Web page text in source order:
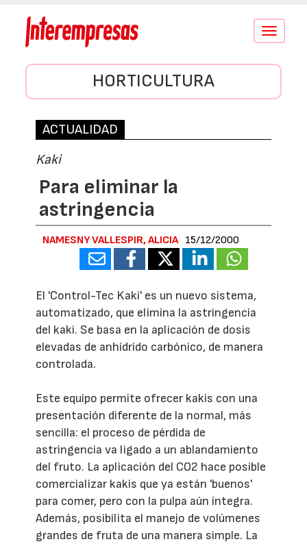
Conmutar
HORTICULTURA
ACTUALIDAD
Kaki
Para eliminar la
astringencia
NAMESNY VALLESPIR, ALICIA 15/12/2000
El 'Control-Tec Kaki' es un nuevo sistema,
automatizado, que elimina la astringencia
del kaki. Se basa en la aplicación de dosis
elevadas de anhídrido carbónico, de manera
controlada.
Este equipo permite ofrecer kakis con una
presentación diferente de la normal, más
sencilla: el proceso de pérdida de
astringencia va ligado a un ablandamiento
del fruto. La aplicación del CO2 hace posible
comercializar kakis que ya están 'buenos'
para comer, pero con la pulpa aún íntegra.
Además, posibilita el manejo de volúmenes
grandes de fruta de una manera simple. La